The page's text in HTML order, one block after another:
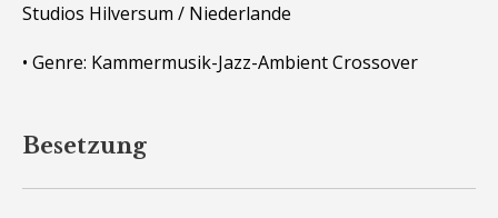
Studios Hilversum / Niederlande
• Genre: Kammermusik-Jazz-Ambient Crossover
Besetzung